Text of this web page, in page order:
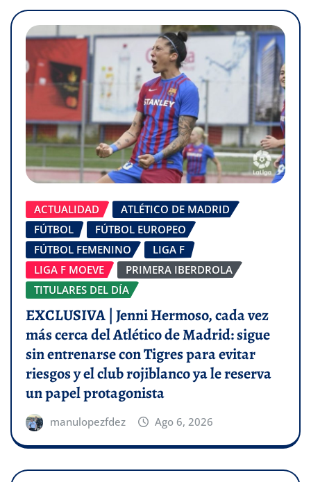
ACTUALIDAD
ATLÉTICO DE MADRID
FÚTBOL
FÚTBOL EUROPEO
FÚTBOL FEMENINO
LIGA F
LIGA F MOEVE
PRIMERA IBERDROLA
TITULARES DEL DÍA
EXCLUSIVA | Jenni Hermoso, cada vez
más cerca del Atlético de Madrid: sigue
sin entrenarse con Tigres para evitar
riesgos y el club rojiblanco ya le reserva
un papel protagonista
manulopezfdez Ago 6, 2026